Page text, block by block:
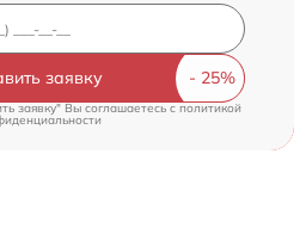
заявку
заявку" Вы соглашаетесь c политикой